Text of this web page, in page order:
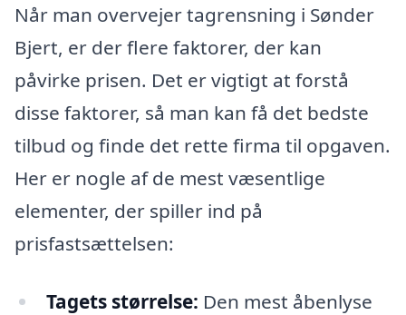
Når man overvejer tagrensning i Sønder
Bjert, er der flere faktorer, der kan
påvirke prisen. Det er vigtigt at forstå
disse faktorer, så man kan få det bedste
tilbud og finde det rette firma til opgaven.
Her er nogle af de mest væsentlige
elementer, der spiller ind på
prisfastsættelsen:
Tagets størrelse: Den mest åbenlyse